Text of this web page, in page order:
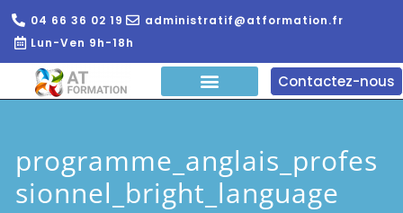
04 66 36 02 19
administratif@atformation.fr
Lun-Ven 9h-18h
Contactez-nous
programme_anglais_profes
sionnel_bright_language